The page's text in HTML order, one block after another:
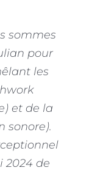
sommes
pour
les
et de la
sonore).
2024 de